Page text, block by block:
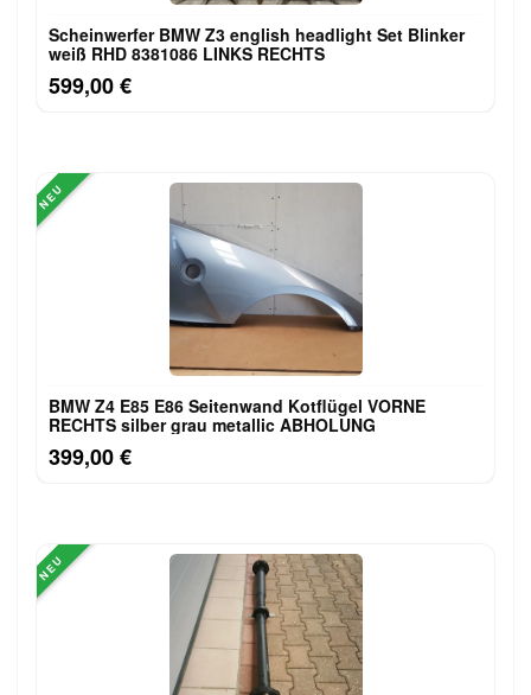
Scheinwerfer BMW Z3 english headlight Set Blinker
weiß RHD 8381086 LINKS RECHTS
599,00 €
NEU
BMW Z4 E85 E86 Seitenwand Kotflügel VORNE
RECHTS silber grau metallic ABHOLUNG
399,00 €
NEU